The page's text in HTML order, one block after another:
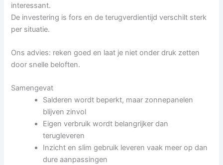
interessant.
De investering is fors en de terugverdientijd verschilt sterk
per situatie.
Ons advies: reken goed en laat je niet onder druk zetten
door snelle beloften.
Samengevat
Salderen wordt beperkt, maar zonnepanelen
blijven zinvol
Eigen verbruik wordt belangrijker dan
terugleveren
Inzicht en slim gebruik leveren vaak meer op dan
dure aanpassingen